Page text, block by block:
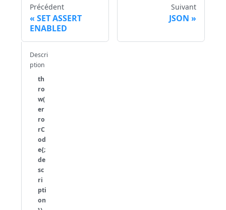
Précédent
SET ASSERT
ENABLED
Suivant
JSON
Descri
ption
th
ro
w(
er
ro
rC
od
e{;
de
sc
ri
pti
on